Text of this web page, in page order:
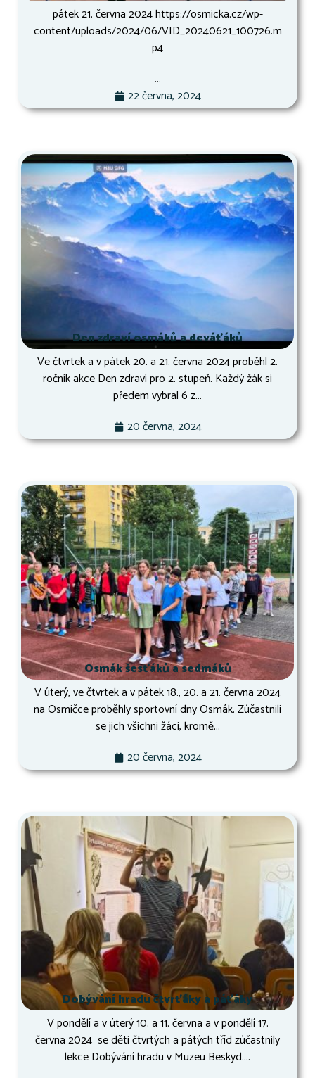
pátek 21. června 2024 https://osmicka.cz/wp-
content/uploads/2024/06/VID_20240621_100726.m
p4
...
22 června, 2024
Den zdraví osmáků a deváťáků
Ve čtvrtek a v pátek 20. a 21. června 2024 proběhl 2.
ročník akce Den zdraví pro 2. stupeň. Každý žák si
předem vybral 6 z...
20 června, 2024
Osmák šesťáků a sedmáků
V úterý, ve čtvrtek a v pátek 18., 20. a 21. června 2024
na Osmičce proběhly sportovní dny Osmák. Zúčastnili
se jich všichni žáci, kromě...
20 června, 2024
Dobývání hradu čtvrťáky a páťáky
V pondělí a v úterý 10. a 11. června a v pondělí 17.
června 2024 se děti čtvrtých a pátých tříd zúčastnily
lekce Dobývání hradu v Muzeu Beskyd....